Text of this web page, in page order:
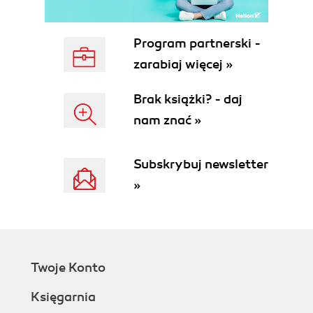
JScript .NET dla programistów JavaScript
(54)
JScript .NET dla programistów Visual Basic
(54)
JScript .NET dla programistów C++ (54)
Część II Elementarz JScript (57)
Rozróżnianie wielkich i małych liter (60)
Formatowanie kodu (60)
Klamry (64)
Rozdział 5. Typy danych i obiekty wewnętrzne (67)
Program partnerski -
zarabiaj więcej »
Brak książki? - daj
nam znać »
Subskrybuj newsletter
»
Twoje Konto
Księgarnia